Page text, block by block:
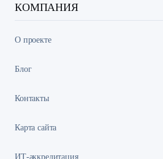
КОМПАНИЯ
О проекте
Блог
Контакты
Карта сайта
ИТ-аккредитация